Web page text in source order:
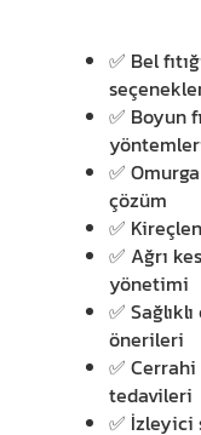
✅ Bel
✅ Boyun
✅
çözüm
✅
✅ Ağrı
yönetimi
✅
önerileri
✅
tedavileri
✅ İzleyici